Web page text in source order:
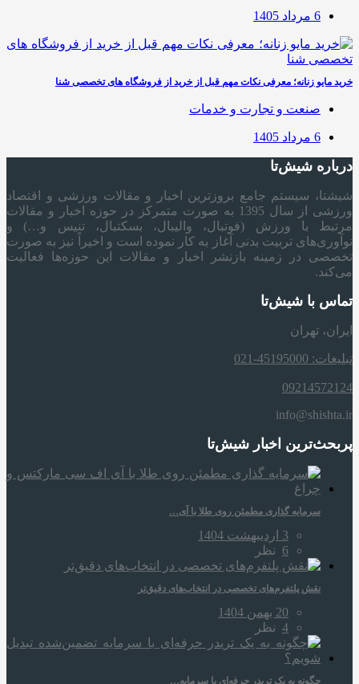
6 مرداد 1405
خرید مایو زنانه؛ معرفی نکات مهم قبل از خرید از فروشگاه های تخصصی شنا
صنعت و تجارت و خدمات
6 مرداد 1405
درباره شیش‌تا
شیشتا، سیستم جامع بروزترین اخبار و مقالات ورزشی و اقتصاد
ورزشی از سال 1395 به صورت متمرکز در حوزه اخبار و مقالات
مرتبط با ورزش (فوتبال، والیبال، بسکتبال، تنیس و…) و
نوآوری‌های تربیت بدنی آغاز به کار نموده است و اخیراً نیز به صورت
تخصصی در زمینه بازنشر اخبار و مقالات این حوزه‌ها فعالیت
می‌کند.
تماس با شیش‌تا
ایران، تهران
تبلیغات: 45195000-021
09214572124
info@shishta.ir
پربحث‌ترین اخبار شیش‌تا
سرمایه‌ گذاری مطمئن روی طلا با آی…
3 اردیبهشت 1404
6 نظر
نقش پلتفرم‌های تخصصی در انتخاب‌های دقیق‌تر
20 بهمن 1404
4 نظر
چگونه به یک تریدر حرفه‌ای با سرمایه…